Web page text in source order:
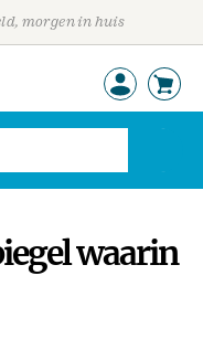
morgen in huis
waarin